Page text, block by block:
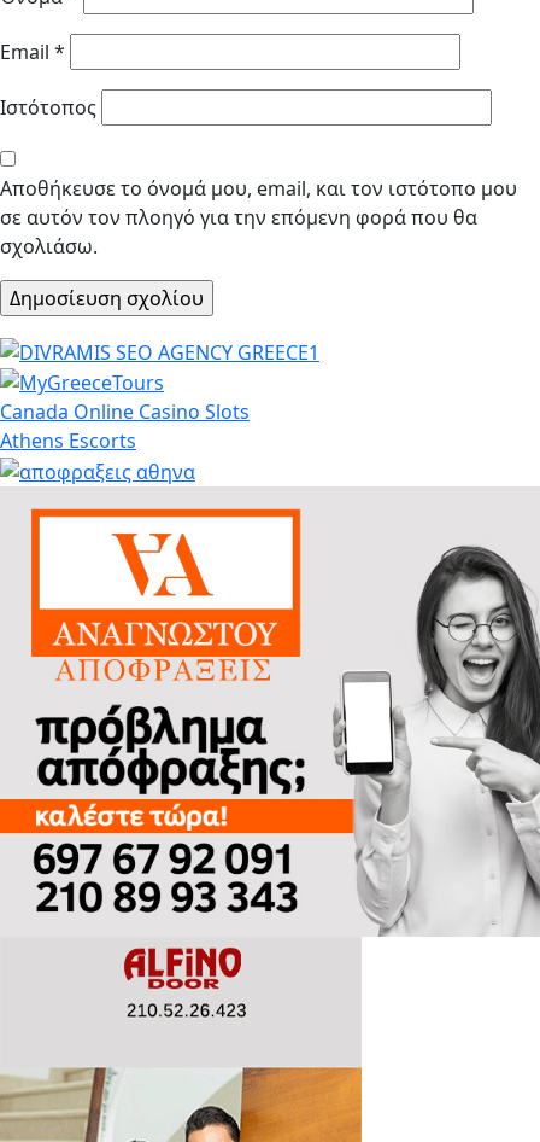
Email *
Ιστότοπος
Αποθήκευσε το όνομά μου, email, και τον ιστότοπο μου
σε αυτόν τον πλοηγό για την επόμενη φορά που θα
σχολιάσω.
Canada Online Casino Slots
Athens Escorts